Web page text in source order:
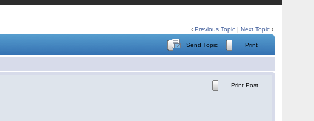
‹Previous Topic |Next Topic ›
Send Topic Print
Print Post